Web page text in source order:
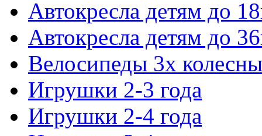
Автокресла детям до
Автокресла детям до
Велосипеды 3х
Игрушки 2-3 года
Игрушки 2-4 года